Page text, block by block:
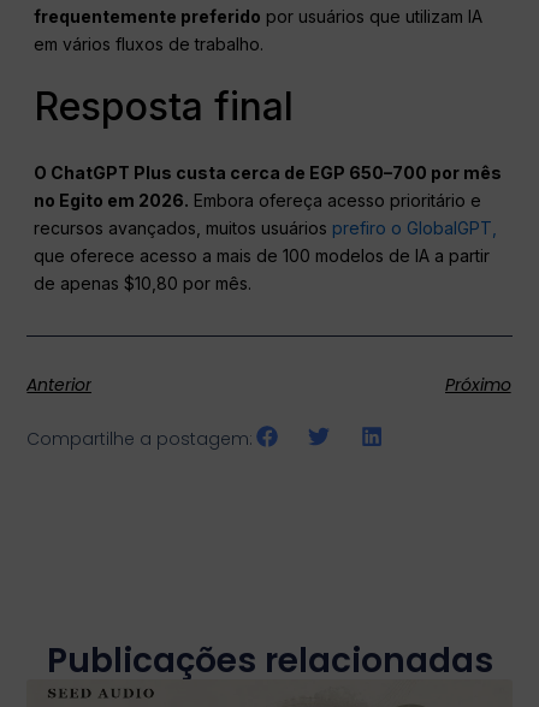
frequentemente preferido por usuários que utilizam IA
em vários fluxos de trabalho.
Resposta final
O ChatGPT Plus custa cerca de EGP 650–700 por mês
no Egito em 2026. Embora ofereça acesso prioritário e
recursos avançados, muitos usuários prefiro o GlobalGPT,
que oferece acesso a mais de 100 modelos de IA a partir
de apenas $10,80 por mês.
Anterior Próximo
Compartilhe a postagem:
Publicações relacionadas